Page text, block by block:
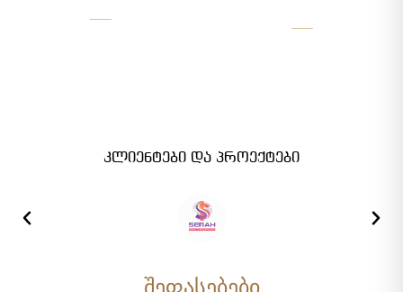
კლიენტები და პროექტები
შეფასებები